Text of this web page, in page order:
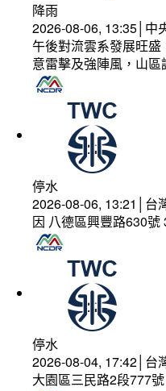
降雨
2026-08-06, 13:35│中
午後對流雲系發展旺
意雷擊及強陣風，山
停水
2026-08-06, 13:21│台
因 八德區興豐路630號
停水
2026-08-04, 17:42│台
大園區三民路2段777